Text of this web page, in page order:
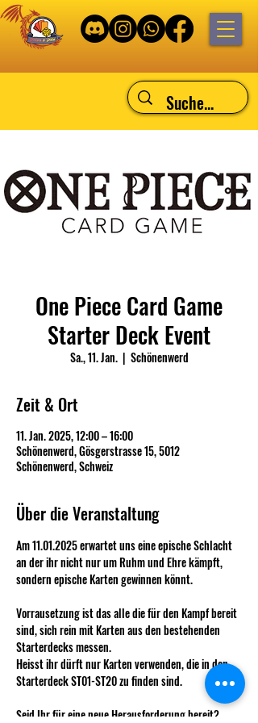
One Piece Card Game
Starter Deck Event
Sa., 11. Jan.
  |
Schönenwerd
Zeit & Ort
11. Jan. 2025, 12:00 – 16:00
Schönenwerd, Gösgerstrasse 15, 5012
Schönenwerd, Schweiz
Über die Veranstaltung
Am 11.01.2025 erwartet uns eine epische Schlacht
an der ihr nicht nur um Ruhm und Ehre kämpft,
sondern epische Karten gewinnen könnt.
Vorrausetzung ist das alle die für den Kampf bereit
sind, sich rein mit Karten aus den bestehenden
Starterdecks messen.
Heisst ihr dürft nur Karten verwenden, die in den
Starterdeck ST01-ST20 zu finden sind.
Seid Ihr für eine neue Herausforderung bereit?